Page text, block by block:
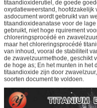
titaandioxiderutiel, de goede
oxydatieweerstand, hoofdzakelijk
asdocument wordt gebruikt van
titaandioxideanatase voor de
gebruikt, niet hoge rquirement
chloreringsprocédé en
maar het chloreringsprocédé
van inhoud, vooral de stabiliteit
de zwavelzuurmethode, geschikt
de hoge as; En het munten in het
titaandioxide zijn door
soorten document te voldoen.